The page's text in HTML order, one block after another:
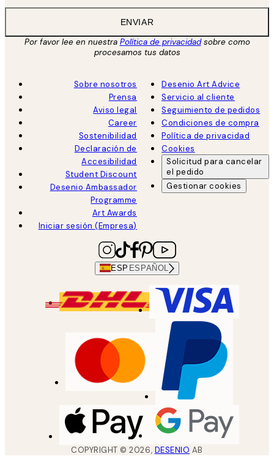
ENVIAR
Por favor lee en nuestra Política de privacidadsobre como
procesamos tus datos
Sobre nosotros
Prensa
Aviso legal
Career
Sostenibilidad
Declaración de
Accesibilidad
Student Discount
Desenio Ambassador
Programme
Art Awards
Iniciar sesión (Empresa)
Desenio Art Advice
Servicio al cliente
Seguimiento de pedidos
Condiciones de compra
Política de privacidad
Cookies
Solicitud para cancelar
el pedido
Gestionar cookies
ESP ESPAÑOL
COPYRIGHT ©2026, DESENIO AB